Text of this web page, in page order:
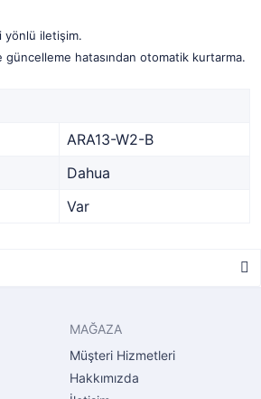
yönlü iletişim.
hatasından otomatik kurtarma.
ARA13-W2-B
Dahua
Var
MAĞAZA
Müşteri Hizmetleri
Hakkımızda